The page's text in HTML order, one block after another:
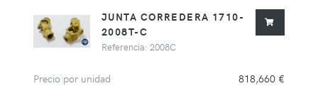
JUNTA CORREDERA 1710-
2008T-C
Referencia: 2008C
Precio por unidad 818,660 €